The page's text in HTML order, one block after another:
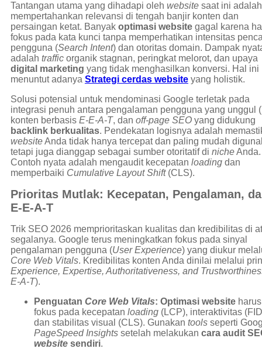
Tantangan utama yang dihadapi oleh websitesaat ini adalah
mempertahankan relevansi di tengah banjir konten dan
persaingan ketat. Banyak optimasi websitegagal karena
fokus pada kata kunci tanpa memperhatikan intensitas
pengguna (Search Intent) dan otoritas domain. Dampak
adalah trafficorganik stagnan, peringkat melorot, dan upaya
digital marketing yang tidak menghasilkan konversi. Hal ini
menuntut adanya Strategi cerdas websiteyang holistik.
Solusi potensial untuk mendominasi Google terletak pada
integrasi penuh antara pengalaman pengguna yang unggul (
konten berbasis E-E-A-T, dan off-page SEOyang didukung
backlink berkualitas. Pendekatan logisnya adalah
websiteAnda tidak hanya tercepat dan paling mudah
tetapi juga dianggap sebagai sumber otoritatif di nicheAnda.
Contoh nyata adalah mengaudit kecepatan loadingdan
memperbaiki Cumulative Layout Shift(CLS).
Prioritas Mutlak: Kecepatan, Pengalaman,
E-E-A-T
Trik SEO 2026 memprioritaskan kualitas dan kredibilitas di
segalanya. Google terus meningkatkan fokus pada sinyal
pengalaman pengguna (User Experience) yang diukur
Core Web Vitals. Kredibilitas konten Anda dinilai melalui
Experience, Expertise, Authoritativeness, and
E-A-T).
Penguatan Core Web Vitals: Optimasi websiteharus
fokus pada kecepatan loading(LCP), interaktivitas
dan stabilitas visual (CLS). Gunakan toolsseperti
PageSpeed Insightssetelah melakukan cara audit
websitesendiri.